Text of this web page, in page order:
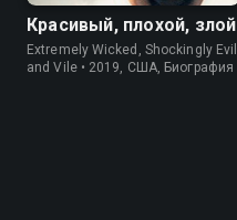
Красивый, плохой, злой
Extremely Wicked, Shockingly Evil
and Vile • 2019, США, Биография